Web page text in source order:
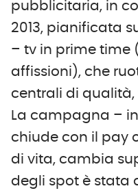
pubblicitaria, in
2013, pianificata
– tv in prime time
affissioni), che
centrali di qualità,
La campagna –
chiude con il pay
di vita, cambia
degli spot è stata